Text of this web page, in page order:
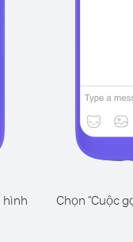
hình
Chọn "Cuộc